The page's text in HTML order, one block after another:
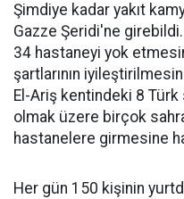
Şimdiye kadar yakıt
Gazze Şeridi'ne
34 hastaneyi yok
şartlarının
El-Ariş kentindeki 8
olmak üzere birçok
hastanelere girmesine
Her gün 150 kişinin